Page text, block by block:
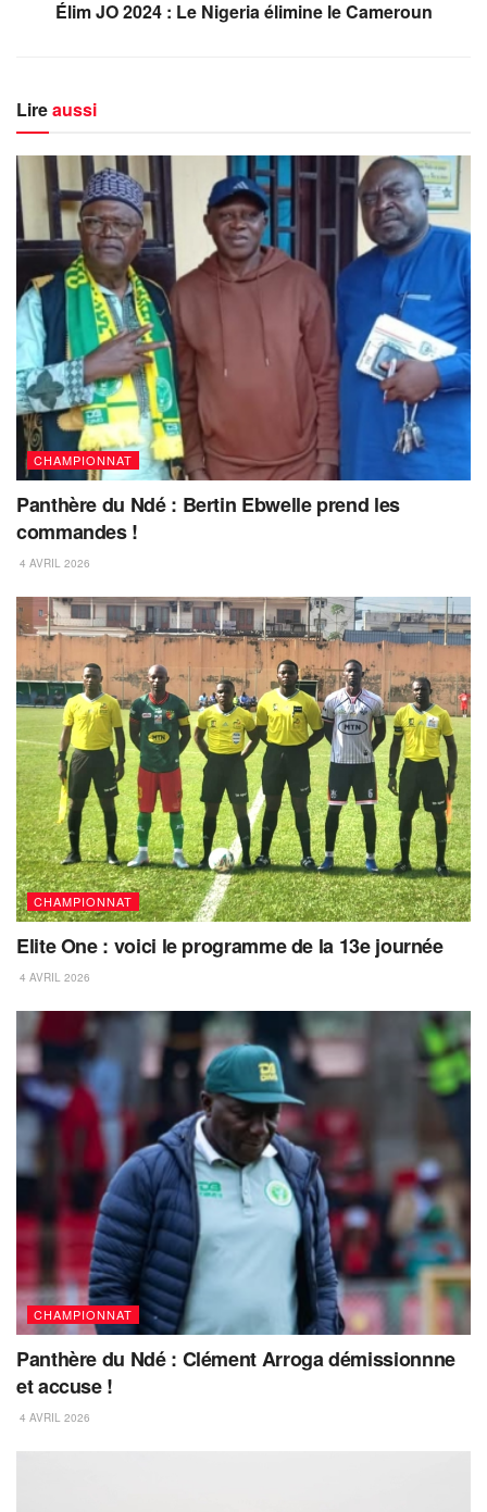
Élim JO 2024 : Le Nigeria élimine le Cameroun
Lireaussi
CHAMPIONNAT
Panthère du Ndé : Bertin Ebwelle prend les
commandes !
4 AVRIL 2026
CHAMPIONNAT
Elite One : voici le programme de la 13e journée
4 AVRIL 2026
CHAMPIONNAT
Panthère du Ndé : Clément Arroga démissionnne
et accuse !
4 AVRIL 2026